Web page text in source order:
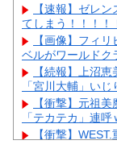
【速報】ゼレ
てしまう！！！！
【画像】フィ
ベルがワールドク
【続報】上沼
「宮川大輔」い
【衝撃】元祖
「テカテカ」連呼
【衝撃】